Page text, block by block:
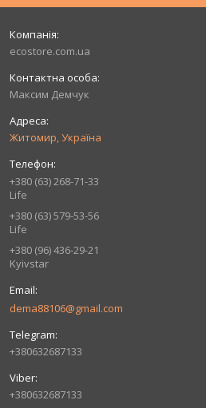
ecostore.com.ua
Максим Демчук
Житомир, Україна
+380 (63) 268-71-33
Life
+380 (63) 579-53-56
Life
+380 (96) 436-29-21
Kyivstar
dema88106@gmail.com
+380632687133
+380632687133